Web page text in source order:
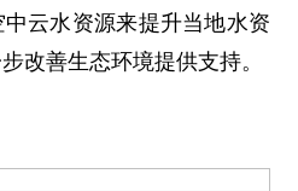
云水资源来提升当地水资
改善生态环境提供支持。